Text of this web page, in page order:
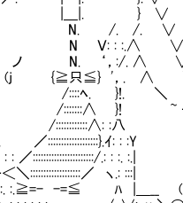
|. } ∨
/. /. ∨
Ｖ: : :.∧
‘，:/. ∧
只≦} '，. ∧
::::ﾍ. }!. ＼
}! ~ ‐ _
:八 ｀
{: : . ／
: : : : ／
＼:::::::::::::::::::／
-=≦ ﾊ |＿__ ((